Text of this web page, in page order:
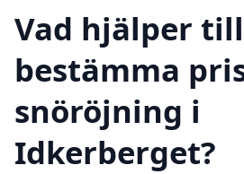
Vad hjälper
bestämma
snöröjning i
Idkerberget?